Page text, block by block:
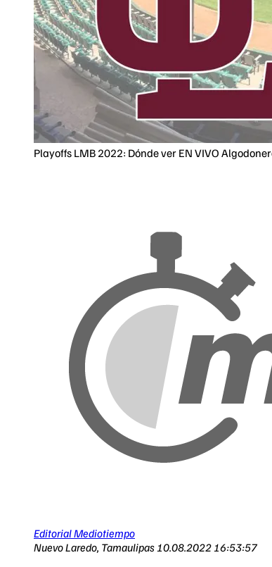
Playoffs LMB 2022: Dónde ver EN VIVO
Editorial Mediotiempo
Nuevo Laredo, Tamaulipas 10.08.2022 16:53:57